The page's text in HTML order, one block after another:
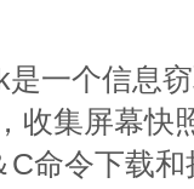
一个信息
收集屏幕快
命令下载